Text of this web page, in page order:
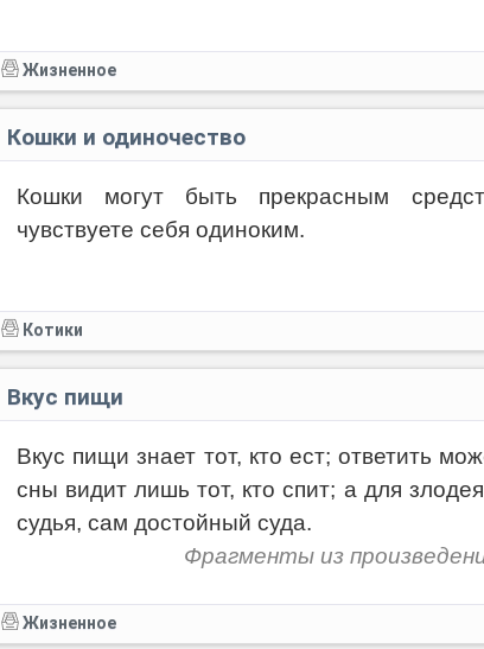
Жизненное
Кошки и одиночество
Кошки могут быть прекрасным
чувствуете себя одиноким.
Котики
Вкус пищи
Вкус пищи знает тот, кто ест; ответить
сны видит лишь тот, кто спит; а для
судья, сам достойный суда.
Фрагменты из
Жизненное